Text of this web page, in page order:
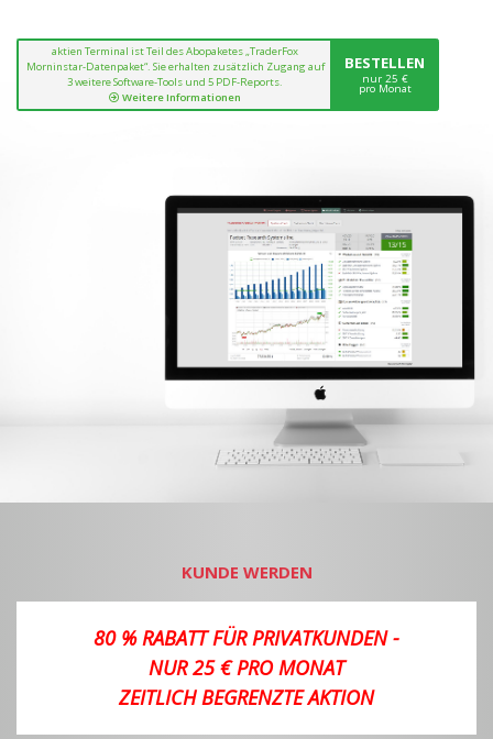
aktien Terminal ist Teil des Abopaketes „TraderFox
Morninstar-Datenpaket“. Sie erhalten zusätzlich Zugang auf
3 weitere Software-Tools und 5 PDF-Reports.
Weitere Informationen
BESTELLEN
nur 25 €
pro Monat
KUNDE WERDEN
80 % RABATT FÜR PRIVATKUNDEN -
NUR 25 € PRO MONAT
ZEITLICH BEGRENZTE AKTION